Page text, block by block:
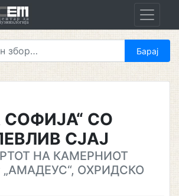
СОФИЈА“ СО
СЈАЈ
НА КАМЕРНИОТ
„АМАДЕУС“, ОХРИДСКО